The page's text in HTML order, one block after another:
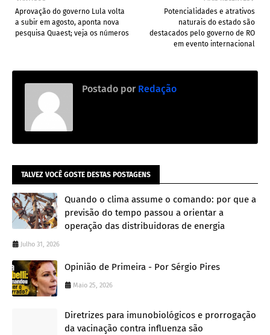
Potencialidades e atrativos
naturais do estado são
destacados pelo governo de RO
em evento internacional
Aprovação do governo Lula volta
a subir em agosto, aponta nova
pesquisa Quaest; veja os números
Postado por Redação
TALVEZ VOCÊ GOSTE DESTAS POSTAGENS
Quando o clima assume o comando: por que a
previsão do tempo passou a orientar a
operação das distribuidoras de energia
Julho 31, 2026
Opinião de Primeira - Por Sérgio Pires
Maio 25, 2026
Diretrizes para imunobiológicos e prorrogação
da vacinação contra influenza são